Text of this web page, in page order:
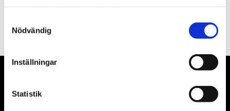
Nödvändig
Inställningar
Statistik
PRENUMERERA
integritetspolicy.
Våra främsta leverantörer är KS Tools verktyg, ATH billyftar